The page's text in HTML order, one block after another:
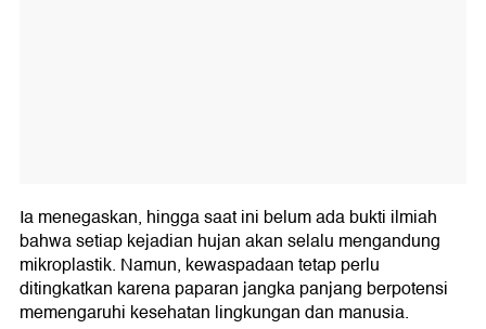
Ia menegaskan, hingga saat ini belum ada bukti ilmiah
bahwa setiap kejadian hujan akan selalu mengandung
mikroplastik. Namun, kewaspadaan tetap perlu
ditingkatkan karena paparan jangka panjang berpotensi
memengaruhi kesehatan lingkungan dan manusia.